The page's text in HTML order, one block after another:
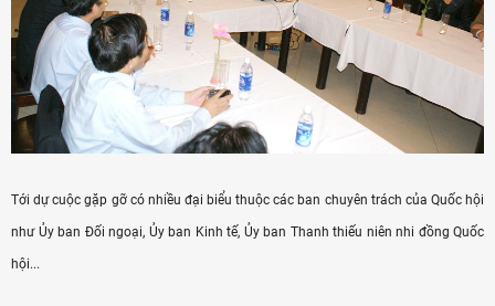
Tới dự cuộc gặp gỡ có nhiều đại biểu thuộc các ban chuyên trách của Quốc hội
như Ủy ban Đối ngoại, Ủy ban Kinh tế, Ủy ban Thanh thiếu niên nhi đồng Quốc
hội...